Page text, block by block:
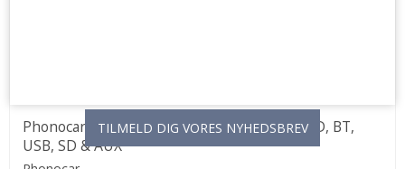
Phonocar - enkelt DIN bilradio med DAB+, CD, BT,
USB, SD & AUX
TILMELD DIG VORES NYHEDSBREV